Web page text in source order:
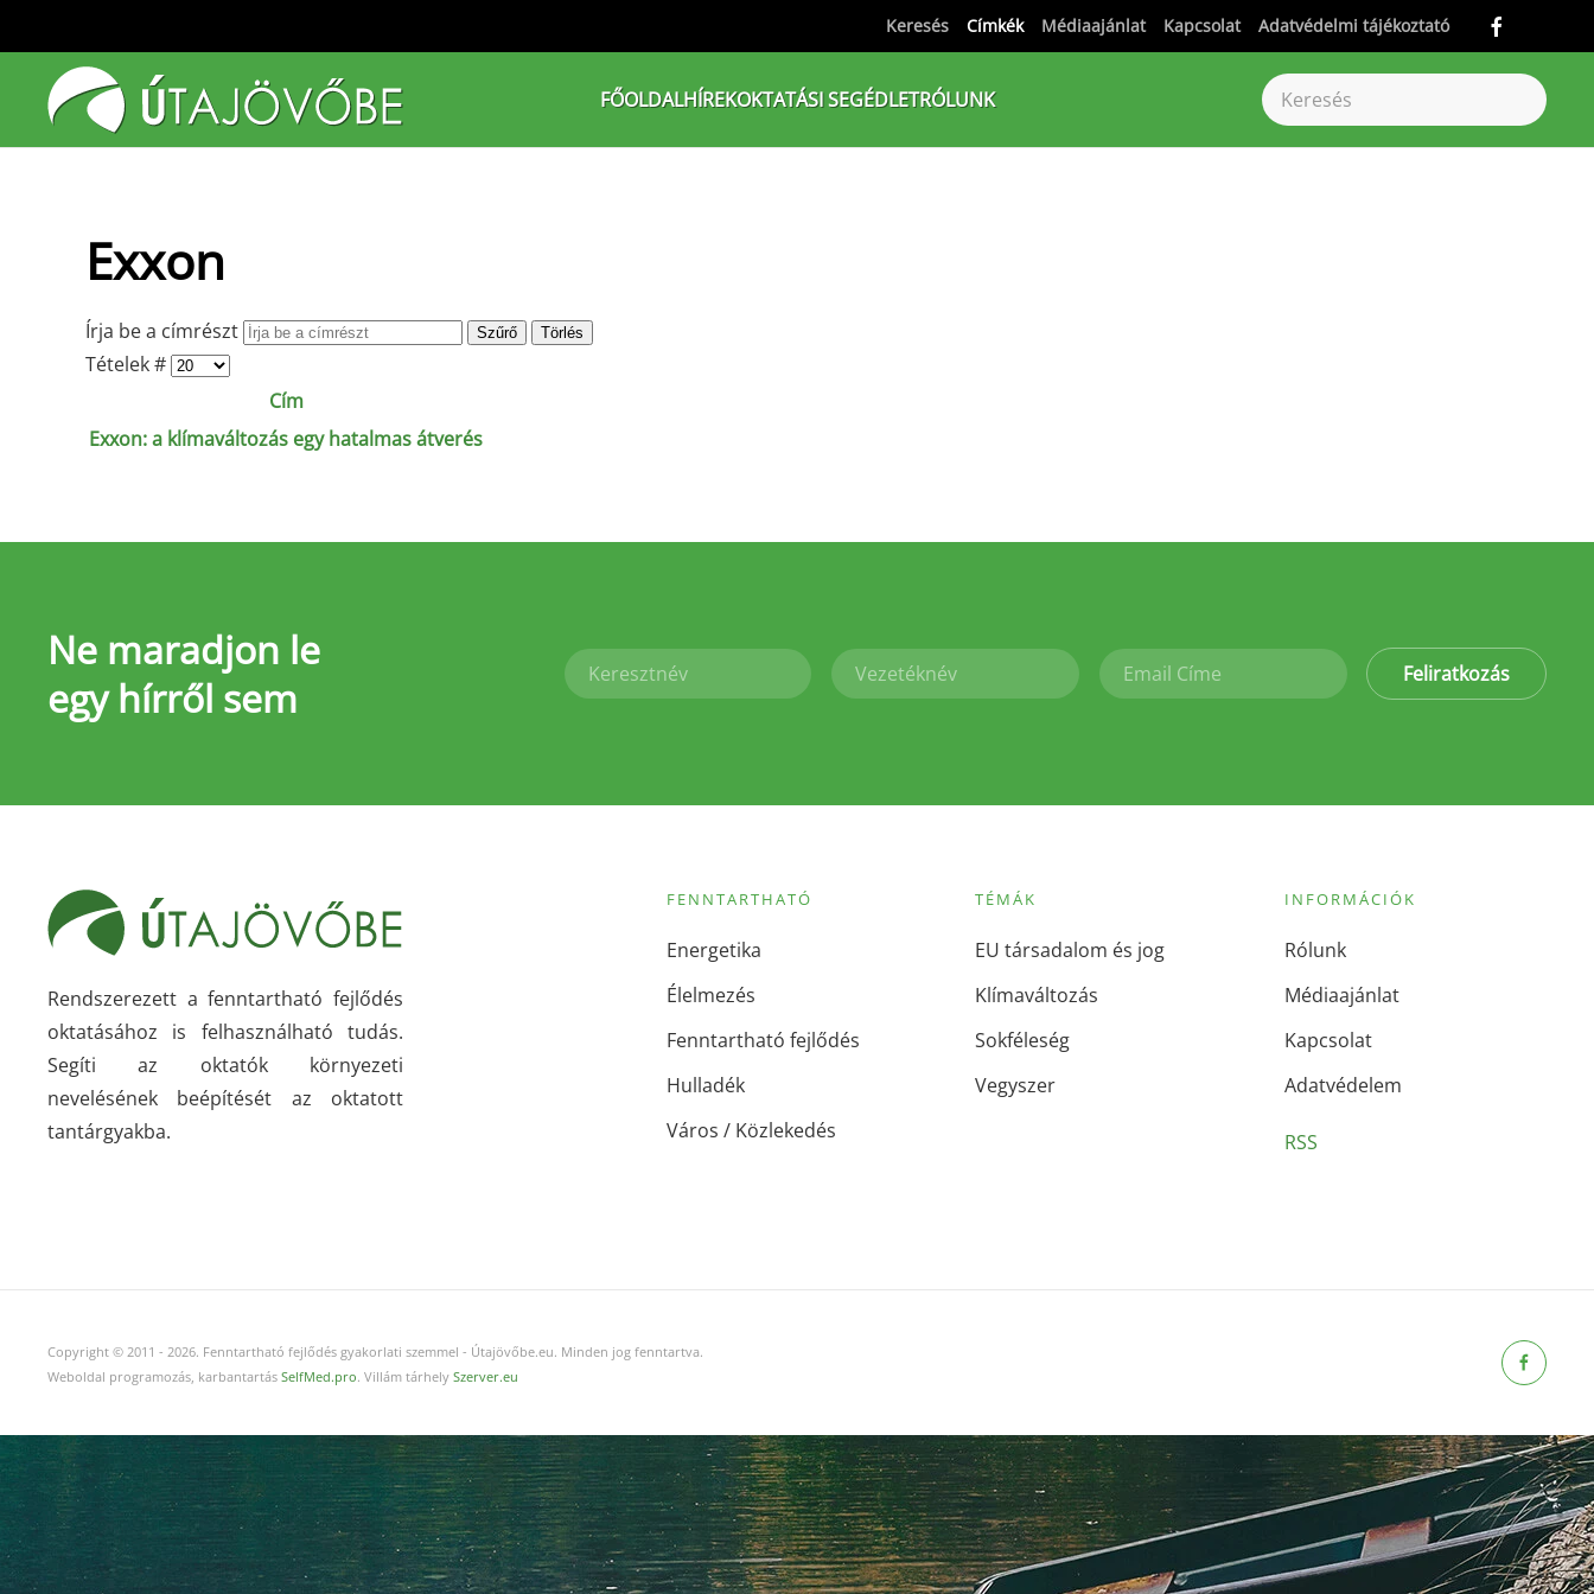
Fő tartalom átugrása
Keresés Címkék Médiaajánlat Kapcsolat Adatvédelmi tájékoztató
FŐOLDALHÍREKOKTATÁSI SEGÉDLETRÓLUNK
Exxon
Írja be a címrészt Szűrő Törlés
Tételek #
Cím
Exxon: a klímaváltozás egy hatalmas átverés
Ne maradjon le
egy hírről sem
Feliratkozás
Rendszerezett a fenntartható fejlődés
oktatásához is felhasználható tudás.
Segíti az oktatók környezeti
nevelésének beépítését az oktatott
tantárgyakba.
FENNTARTHATÓ
Energetika
Élelmezés
Fenntartható fejlődés
Hulladék
Város / Közlekedés
TÉMÁK
EU társadalom és jog
Klímaváltozás
Sokféleség
Vegyszer
INFORMÁCIÓK
Rólunk
Médiaajánlat
Kapcsolat
Adatvédelem
RSS
Copyright © 2011 - 2026. Fenntartható fejlődés gyakorlati szemmel - Útajövőbe.eu. Minden jog fenntartva.
Weboldal programozás, karbantartás SelfMed.pro. Villám tárhely Szerver.eu